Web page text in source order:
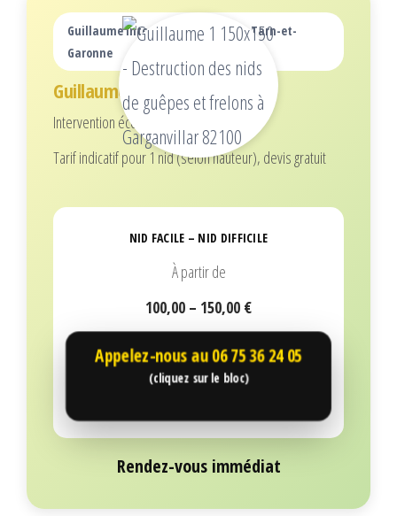
Guillaume intervient dans tout le Tarn-et-
Garonne
Guillaume
Intervention écoresponsable
Tarif indicatif pour 1 nid (selon hauteur), devis gratuit
NID FACILE – NID DIFFICILE
À partir de
100,00 – 150,00 €
Appelez-nous au06 75 36 24 05
(cliquez sur le bloc)
Rendez-vous immédiat